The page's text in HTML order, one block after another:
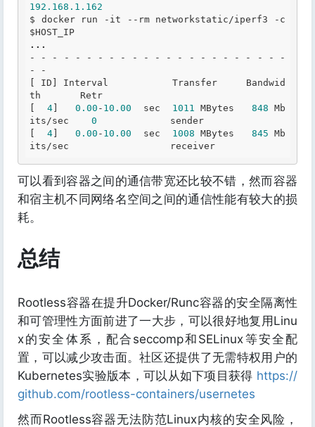
192.168 .1 .162
$ docker run -it --rm networkstatic/iperf3 -c
...
- - - - - - - - - - - - - - - - - - - - - - -
- -
[ ID] Interval           Transfer     Bandwid
th       Retr
4] 0.00 - 10.00
  sec
1011 MBytes 848 Mb
its/sec 0
             sender
4] 0.00 - 10.00
  sec
1008 MBytes 845 Mb
its/sec                  receiver
可以看到容器之间的通信带宽还比较不错，然而容器
和宿主机不同网络名空间之间的通信性能有较大的损
耗。
总结
Rootless容器在提升Docker/Runc容器的安全隔离性
和可管理性方面前进了一大步，可以很好地复用Linu
x的安全体系，配合seccomp和SELinux等安全配
置，可以减少攻击面。社区还提供了无需特权用户的
Kubernetes实验版本，可以从如下项目获得 https://
github.com/rootless-containers/usernetes
然而Rootless容器无法防范Linux内核的安全风险，